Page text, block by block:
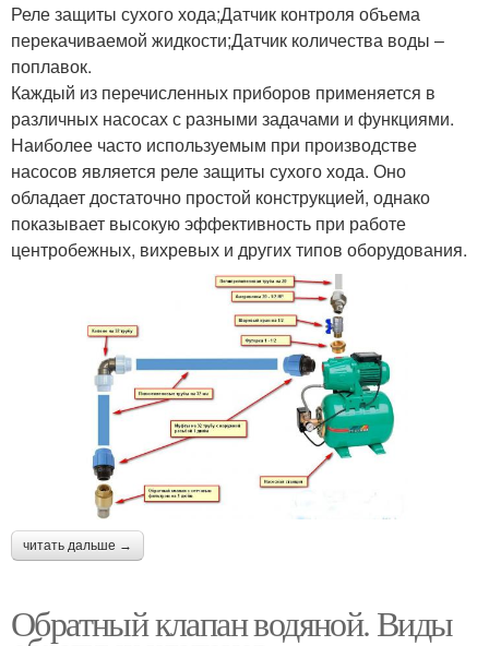
Реле защиты сухого хода;Датчик контроля объема
перекачиваемой жидкости;Датчик количества воды –
поплавок.
Каждый из перечисленных приборов применяется в
различных насосах с разными задачами и функциями.
Наиболее часто используемым при производстве
насосов является реле защиты сухого хода. Оно
обладает достаточно простой конструкцией, однако
показывает высокую эффективность при работе
центробежных, вихревых и других типов оборудования.
читать дальше →
Обратный клапан водяной. Виды